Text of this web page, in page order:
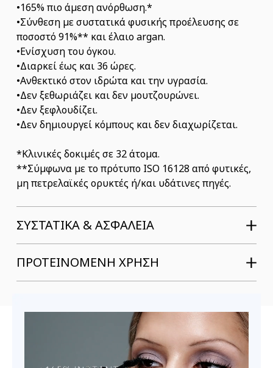
•165% πιο άμεση ανόρθωση.*
•Σύνθεση με συστατικά φυσικής προέλευσης σε
ποσοστό 91%** και έλαιο argan.
•Ενίσχυση του όγκου.
•Διαρκεί έως και 36 ώρες.
•Ανθεκτικό στον ιδρώτα και την υγρασία.
•Δεν ξεθωριάζει και δεν μουτζουρώνει.
•Δεν ξεφλουδίζει.
•Δεν δημιουργεί κόμπους και δεν διαχωρίζεται.
*Κλινικές δοκιμές σε 32 άτομα.
**Σύμφωνα με το πρότυπο ISO 16128 από φυτικές,
μη πετρελαϊκές ορυκτές ή/και υδάτινες πηγές.
ΣΥΣΤΑΤΙΚΆ & ΑΣΦΆΛΕΙΑ
ΠΡΟΤΕΙΝΟΜΕΝΗ ΧΡΗΣΗ